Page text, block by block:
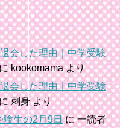
会した理由｜中学受験
kookomamaより
会した理由｜中学受験
刺身より
験生の2月9日に一読者